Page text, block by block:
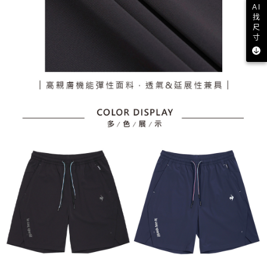
AI
找
尺
寸